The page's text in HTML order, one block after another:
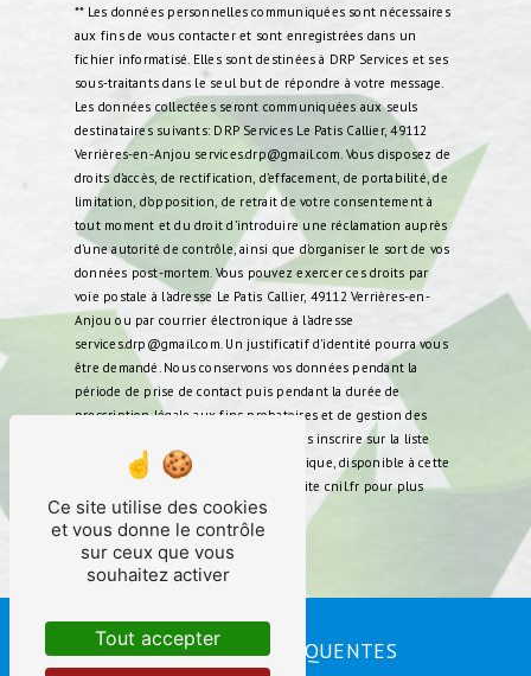
** Les données personnelles communiquées sont nécessaires
aux fins de vous contacter et sont enregistrées dans un
fichier informatisé. Elles sont destinées à DRP Services et ses
sous-traitants dans le seul but de répondre à votre message.
Les données collectées seront communiquées aux seuls
destinataires suivants: DRP Services Le Patis Callier, 49112
Verrières-en-Anjou services.drp@gmail.com. Vous disposez de
droits d’accès, de rectification, d’effacement, de portabilité, de
limitation, d’opposition, de retrait de votre consentement à
tout moment et du droit d’introduire une réclamation auprès
d’une autorité de contrôle, ainsi que d’organiser le sort de vos
données post-mortem. Vous pouvez exercer ces droits par
voie postale à l'adresse Le Patis Callier, 49112 Verrières-en-
Anjou ou par courrier électronique à l'adresse
services.drp@gmail.com. Un justificatif d'identité pourra vous
être demandé. Nous conservons vos données pendant la
période de prise de contact puis pendant la durée de
prescription légale aux fins probatoires et de gestion des
contentieux. Vous avez le droit de vous inscrire sur la liste
d'opposition au démarchage téléphonique, disponible à cette
. Consultez le site cnil.fr pour plus
d’informations sur vos droits.
RECHERCHES FRÉQUENTES
Ce site utilise des cookies
et vous donne le contrôle
sur ceux que vous
souhaitez activer
Tout accepter